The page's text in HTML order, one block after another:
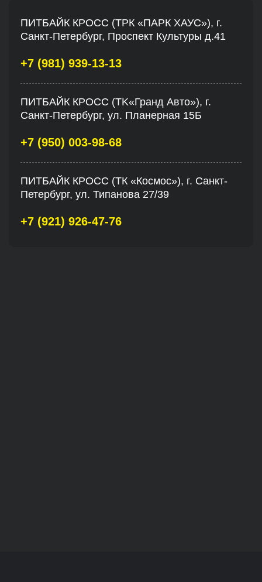
ПИТБАЙК КРОСС (ТРК «ПАРК ХАУС»), г.
Санкт-Петербург, Проспект Культуры д.41
+7 (981) 939-13-13
ПИТБАЙК КРОСС (TK«Гранд Авто»), г.
Санкт-Петербург, ул. Планерная 15Б
+7 (950) 003-98-68
ПИТБАЙК КРОСС (ТК «Космос»), г. Санкт-
Петербург, ул. Типанова 27/39
+7 (921) 926-47-76